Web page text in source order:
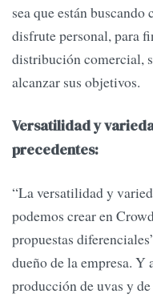
sea que están
disfrute personal, para
distribución comercial,
alcanzar sus objetivos.
Versatilidad y
precedentes:
“La versatilidad y
podemos crear en
propuestas
dueño de la empresa. Y
producción de uvas y